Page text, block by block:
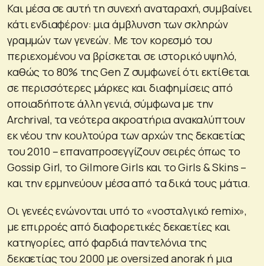
Και μέσα σε αυτή τη συνεχή αναταραχή, συμβαίνει
κάτι ενδιαφέρον: μια άμβλυνση των σκληρών
γραμμών των γενεών. Με τον κορεσμό του
περιεχομένου να βρίσκεται σε ιστορικό υψηλό,
καθώς το 80% της Gen Z συμφωνεί ότι εκτίθεται
σε περισσότερες μάρκες και διαφημίσεις από
οποιαδήποτε άλλη γενιά, σύμφωνα με την
Archrival, τα νεότερα ακροατήρια ανακαλύπτουν
εκ νέου την κουλτούρα των αρχών της δεκαετίας
του 2010 – επαναπροσεγγίζουν σειρές όπως το
Gossip Girl, το Gilmore Girls και το Girls & Skins –
και την ερμηνεύουν μέσα από τα δικά τους μάτια.
Οι γενεές ενώνονται υπό το «νοσταλγικό remix»,
με επιρροές από διαφορετικές δεκαετίες και
κατηγορίες, από φαρδιά παντελόνια της
δεκαετίας του 2000 με oversized anorak ή μια